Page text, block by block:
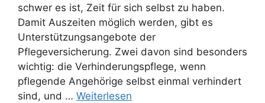
schwer es ist, Zeit für sich selbst zu haben.
Damit Auszeiten möglich werden, gibt es
Unterstützungsangebote der
Pflegeversicherung. Zwei davon sind besonders
wichtig: die Verhinderungspflege, wenn
pflegende Angehörige selbst einmal verhindert
sind, und … Weiterlesen